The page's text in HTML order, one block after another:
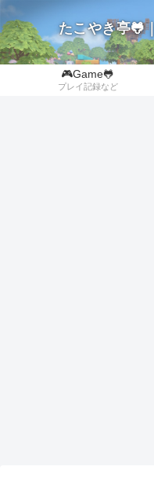
たこやき亭🐸
🎮Game🐸
プレイ記録など